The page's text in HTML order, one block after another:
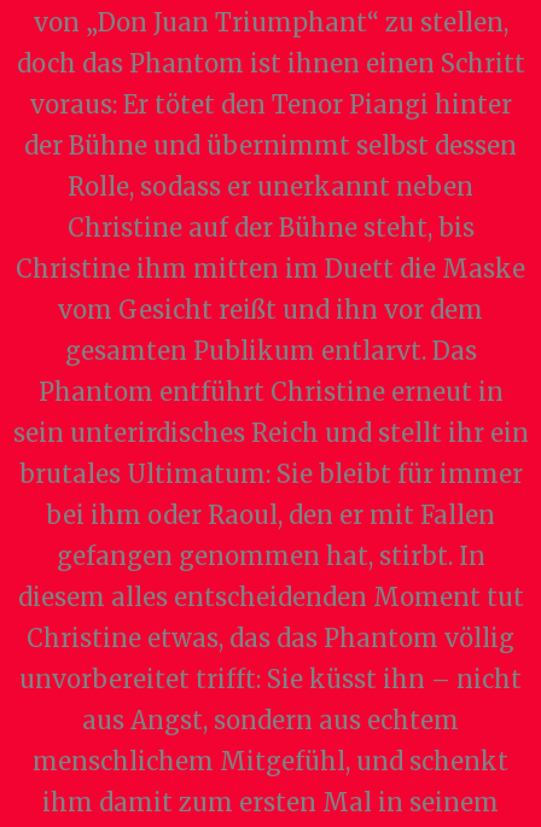
von „Don Juan Triumphant“ zu stellen,
doch das Phantom ist ihnen einen Schritt
voraus: Er tötet den Tenor Piangi hinter
der Bühne und übernimmt selbst dessen
Rolle, sodass er unerkannt neben
Christine auf der Bühne steht, bis
Christine ihm mitten im Duett die Maske
vom Gesicht reißt und ihn vor dem
gesamten Publikum entlarvt. Das
Phantom entführt Christine erneut in
sein unterirdisches Reich und stellt ihr ein
brutales Ultimatum: Sie bleibt für immer
bei ihm oder Raoul, den er mit Fallen
gefangen genommen hat, stirbt. In
diesem alles entscheidenden Moment tut
Christine etwas, das das Phantom völlig
unvorbereitet trifft: Sie küsst ihn – nicht
aus Angst, sondern aus echtem
menschlichem Mitgefühl, und schenkt
ihm damit zum ersten Mal in seinem